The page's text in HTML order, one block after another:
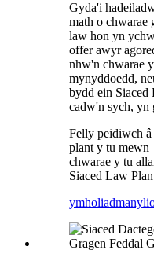
Gyda'i
math o chwarae
law hon yn
offer awyr
nhw'n chwarae
mynyddoedd,
bydd ein
cadw'n sych, yn
Felly peidiwch
plant y tu
chwarae y tu
Siaced Law
ymholiad